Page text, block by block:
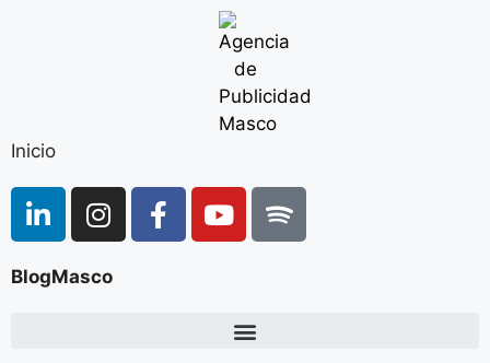
Inicio
BlogMasco